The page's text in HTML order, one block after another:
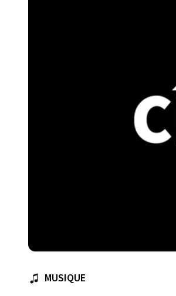
MUSIQUE